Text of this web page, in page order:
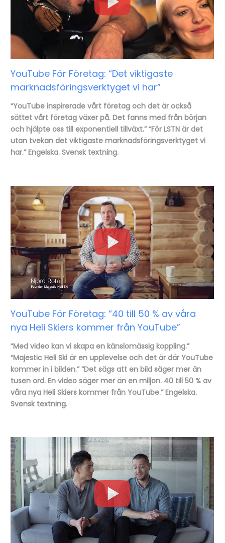
YouTube För Företag: “Det viktigaste
marknadsföringsverktyget vi har”
“YouTube inspirerade vårt företag och det är också
sättet vårt företag växer på. Det fanns med från början
och hjälpte oss till exponentiell tillväxt.” “För LSTN är det
utan tvekan det viktigaste marknadsföringsverktyget vi
har.” Engelska. Svensk textning.
YouTube För Företag: “40 till 50 % av våra
nya Heli Skiers kommer från YouTube”
“Med video kan vi skapa en känslomässig koppling.”
“Majestic Heli Ski är en upplevelse och det är där YouTube
kommer in i bilden.” “Det sägs att en bild säger mer än
tusen ord. En video säger mer än en miljon. 40 till 50 % av
våra nya Heli Skiers kommer från YouTube.” Engelska.
Svensk textning.